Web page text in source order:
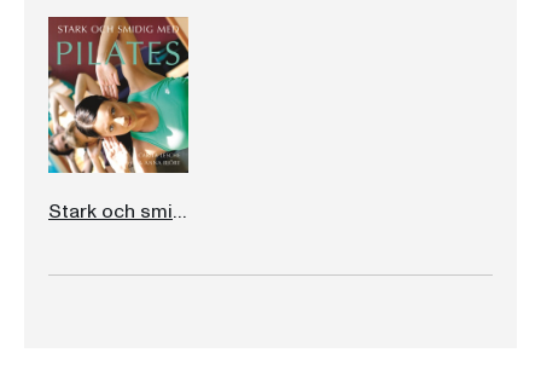
Stark och smidig med pilates